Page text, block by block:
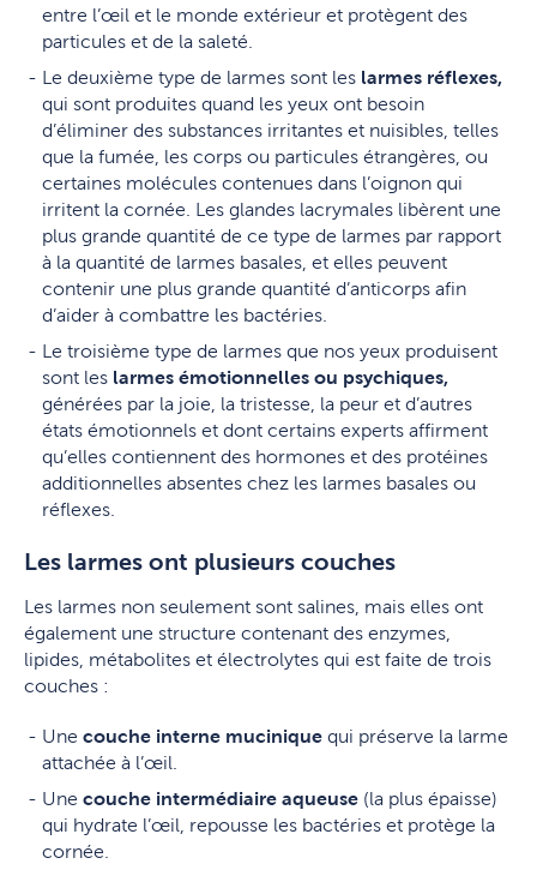
entre l’œil et le monde extérieur et protègent des
particules et de la saleté.
Le deuxième type de larmes sont les larmes réflexes,
qui sont produites quand les yeux ont besoin
d’éliminer des substances irritantes et nuisibles, telles
que la fumée, les corps ou particules étrangères, ou
certaines molécules contenues dans l’oignon qui
irritent la cornée. Les glandes lacrymales libèrent une
plus grande quantité de ce type de larmes par rapport
à la quantité de larmes basales, et elles peuvent
contenir une plus grande quantité d’anticorps afin
d’aider à combattre les bactéries.
Le troisième type de larmes que nos yeux produisent
sont les larmes émotionnelles ou psychiques,
générées par la joie, la tristesse, la peur et d’autres
états émotionnels et dont certains experts affirment
qu’elles contiennent des hormones et des protéines
additionnelles absentes chez les larmes basales ou
réflexes.
Les larmes ont plusieurs couches
Les larmes non seulement sont salines, mais elles ont
également une structure contenant des enzymes,
lipides, métabolites et électrolytes qui est faite de trois
couches :
Une couche interne mucinique qui préserve la larme
attachée à l’œil.
Une couche intermédiaire aqueuse (la plus épaisse)
qui hydrate l’œil, repousse les bactéries et protège la
cornée.